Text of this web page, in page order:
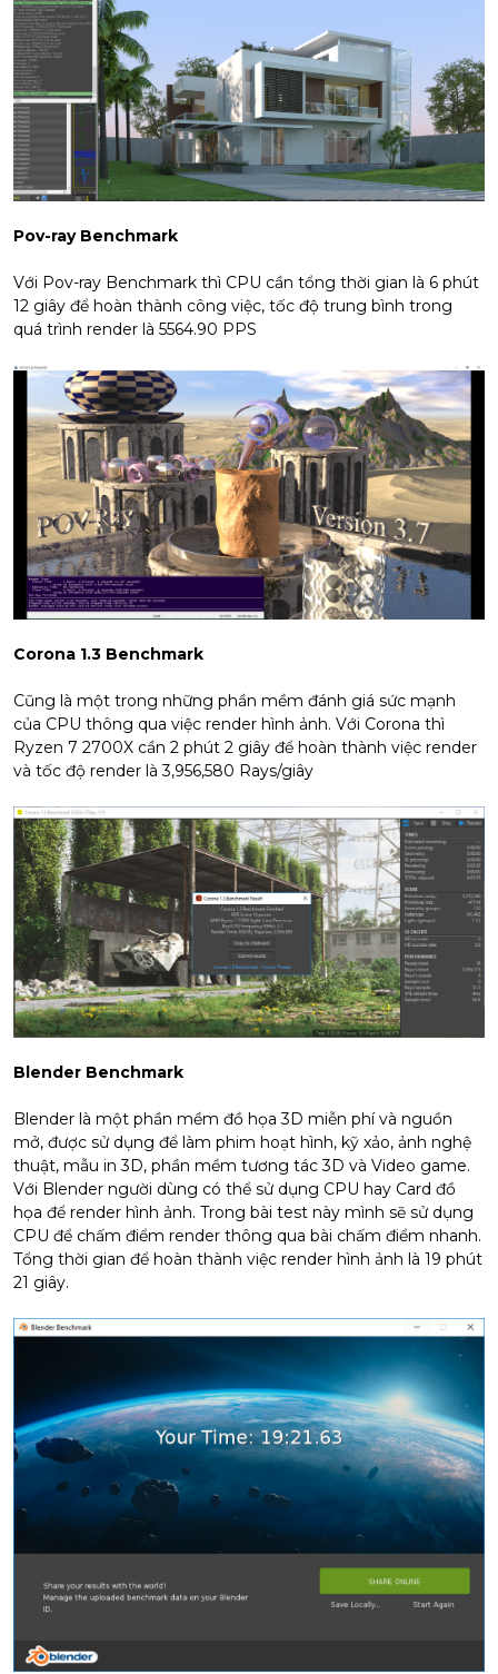
Pov-ray Benchmark
Với Pov-ray Benchmark thì CPU cần tổng thời gian là 6 phút
12 giây để hoàn thành công việc, tốc độ trung bình trong
quá trình render là 5564.90 PPS
Corona 1.3 Benchmark
Cũng là một trong những phần mềm đánh giá sức mạnh
của CPU thông qua việc render hình ảnh. Với Corona thì
Ryzen 7 2700X cần 2 phút 2 giây để hoàn thành việc render
và tốc độ render là 3,956,580 Rays/giây
Blender Benchmark
Blender là một phần mềm đồ họa 3D miễn phí và nguồn
mở, được sử dụng để làm phim hoạt hình, kỹ xảo, ảnh nghệ
thuật, mẫu in 3D, phần mềm tương tác 3D và Video game.
Với Blender người dùng có thể sử dụng CPU hay Card đồ
họa để render hình ảnh. Trong bài test này mình sẽ sử dụng
CPU để chấm điểm render thông qua bài chấm điểm nhanh.
Tổng thời gian để hoàn thành việc render hình ảnh là 19 phút
21 giây.